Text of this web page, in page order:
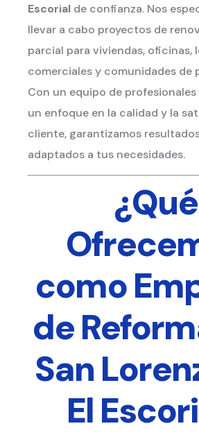
Escorial de confianza. Nos
llevar a cabo proyectos de
parcial para viviendas, oficinas,
comerciales y comunidades de
Con un equipo de
un enfoque en la calidad y la
cliente, garantizamos
adaptados a tus necesidades.
¿Qué
como
de
San
El